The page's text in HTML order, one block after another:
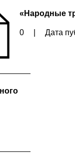
«Народные
0 Дата